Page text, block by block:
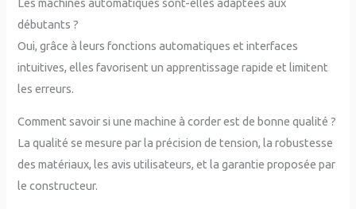
débutants ?
Oui, grâce à leurs fonctions automatiques et interfaces
intuitives, elles favorisent un apprentissage rapide et limitent
les erreurs.
Comment savoir si une machine à corder est de bonne qualité ?
La qualité se mesure par la précision de tension, la robustesse
des matériaux, les avis utilisateurs, et la garantie proposée par
le constructeur.